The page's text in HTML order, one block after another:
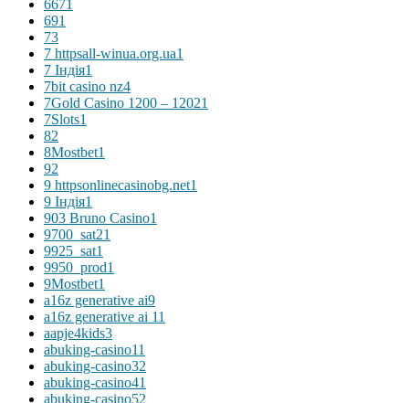
6671
691
73
7 httpsall-winua.org.ua1
7 Індія1
7bit casino nz4
7Gold Casino 1200 – 12021
7Slots1
82
8Mostbet1
92
9 httpsonlinecasinobg.net1
9 Індія1
903 Bruno Casino1
9700_sat21
9925_sat1
9950_prod1
9Mostbet1
a16z generative ai9
a16z generative ai 11
aapje4kids3
abuking-casino11
abuking-casino32
abuking-casino41
abuking-casino52